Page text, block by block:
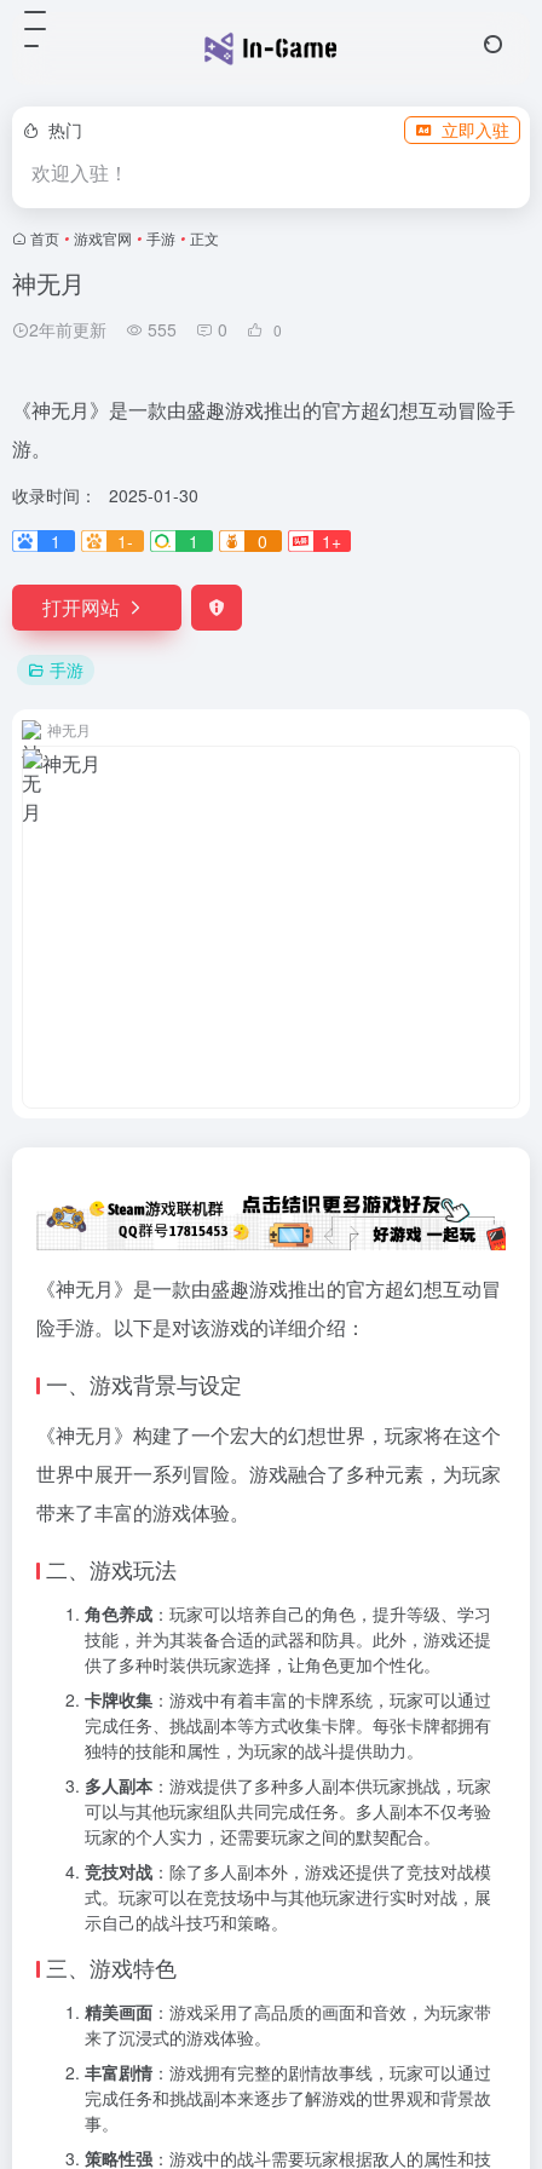
热门 立即入驻
欢迎入驻！
首页 • 游戏官网 • 手游 • 正文
神无月
2年前更新 555 0 0
《神无月》是一款由盛趣游戏推出的官方超幻想互动冒险手
游。
收录时间：
2025-01-30
1
1- 1 0 1+
打开网站
手游
神无月
《神无月》是一款由盛趣游戏推出的官方超幻想互动冒
险手游。以下是对该游戏的详细介绍：
一、游戏背景与设定
《神无月》构建了一个宏大的幻想世界，玩家将在这个
世界中展开一系列冒险。游戏融合了多种元素，为玩家
带来了丰富的游戏体验。
二、游戏玩法
角色养成 ：玩家可以培养自己的角色，提升等级、学习
技能，并为其装备合适的武器和防具。此外，游戏还提
供了多种时装供玩家选择，让角色更加个性化。
卡牌收集 ：游戏中有着丰富的卡牌系统，玩家可以通过
完成任务、挑战副本等方式收集卡牌。每张卡牌都拥有
独特的技能和属性，为玩家的战斗提供助力。
多人副本 ：游戏提供了多种多人副本供玩家挑战，玩家
可以与其他玩家组队共同完成任务。多人副本不仅考验
玩家的个人实力，还需要玩家之间的默契配合。
竞技对战 ：除了多人副本外，游戏还提供了竞技对战模
式。玩家可以在竞技场中与其他玩家进行实时对战，展
示自己的战斗技巧和策略。
三、游戏特色
精美画面 ：游戏采用了高品质的画面和音效，为玩家带
来了沉浸式的游戏体验。
丰富剧情 ：游戏拥有完整的剧情故事线，玩家可以通过
完成任务和挑战副本来逐步了解游戏的世界观和背景故
事。
策略性强 ：游戏中的战斗需要玩家根据敌人的属性和技